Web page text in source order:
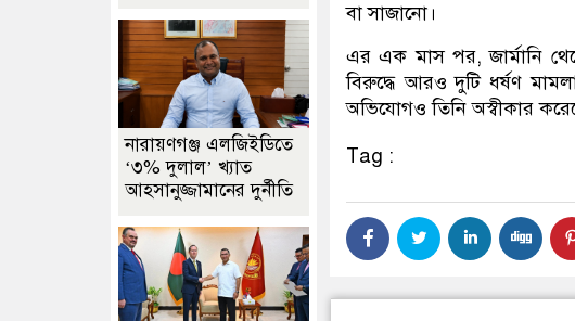
বা সাজানো।
এর এক মাস পর, জার্মানি
বিরুদ্ধে আরও দুটি ধর্ষণ
অভিযোগও তিনি অস্বীকার
Tag :
নারায়ণগঞ্জ এলজিইডিতে
‘৩% দুলাল’ খ্যাত
আহসানুজ্জামানের দুর্নীতি